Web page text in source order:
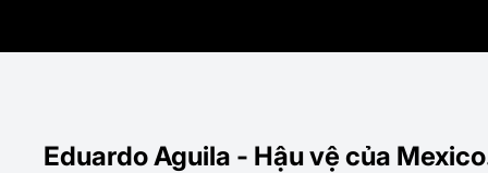
Eduardo Aguila - Hậu vệ của